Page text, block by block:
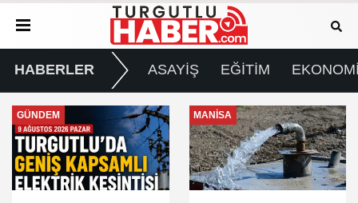
HABERLER ASAYİŞ EĞİTİM
MANİSA GÜNDEM